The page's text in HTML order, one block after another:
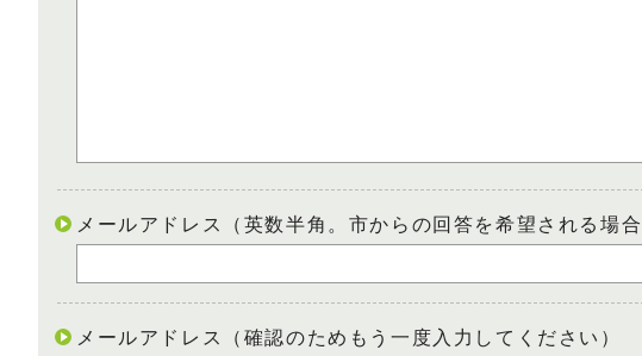
メールアドレス（英数半角。市からの回答を希望される場合
メールアドレス（確認のためもう一度入力してください）